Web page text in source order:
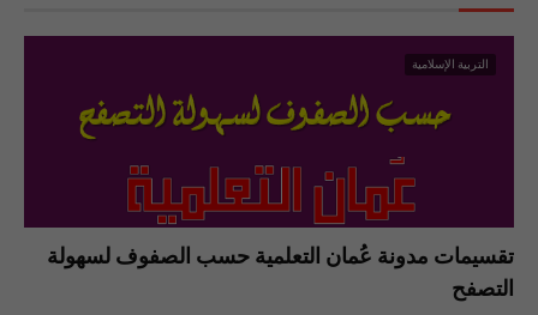
التربية الإسلامية
تقسيمات مدونة عُمان التعلمية حسب الصفوف لسهولة
التصفح